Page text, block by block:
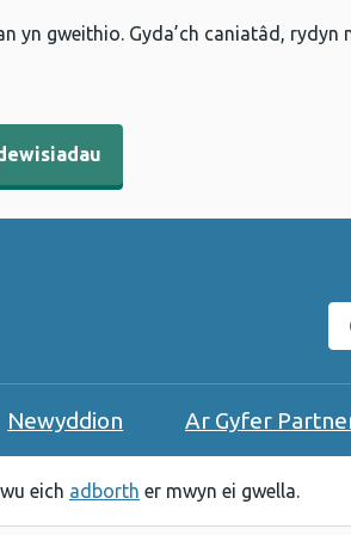
yn gweithio. Gyda’ch caniatâd,
Newyddion Ar Gyfer
eich adborth er mwyn ei gwella.